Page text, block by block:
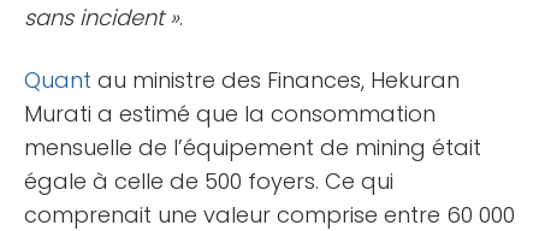
sans incident ».
Quant au ministre des Finances, Hekuran
Murati a estimé que la consommation
mensuelle de l’équipement de mining était
égale à celle de 500 foyers. Ce qui
comprenait une valeur comprise entre 60 000